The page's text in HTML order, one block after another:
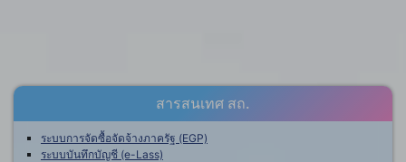
สารสนเทศ สถ.
ระบบการจัดซื้อจัดจ้างภาครัฐ (EGP)
ระบบบันทึกบัญชี (e-Lass)